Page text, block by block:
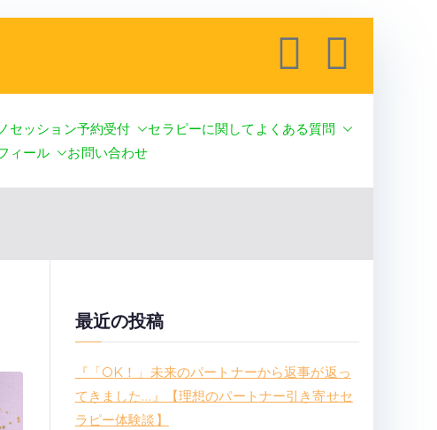
ルーム
座 ＆ クリスタルヒーリング
セッション予約受付
セラピーに関してよくある質問
ィール お問い合わせ
最近の投稿
『「OK！」未来のパートナーから返事が返っ
てきました…』【理想のパートナー引き寄せセ
ラピー体験談】